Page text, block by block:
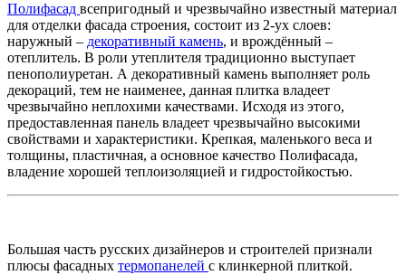
Полифасад всепригодный и чрезвычайно известный материал
для отделки фасада строения, состоит из 2-ух слоев:
наружный – декоративный камень, и врождённый –
отеплитель. В роли утеплителя традиционно выступает
пенополиуретан. А декоративный камень выполняет роль
декораций, тем не наименее, данная плитка владеет
чрезвычайно неплохими качествами. Исходя из этого,
предоставленная панель владеет чрезвычайно высокими
свойствами и характеристики. Крепкая, маленького веса и
толщины, пластичная, а основное качество Полифасада,
владение хорошей теплоизоляцией и гидростойкостью.
Большая часть русских дизайнеров и строителей признали
плюсы фасадных термопанелей с клинкерной плиткой.